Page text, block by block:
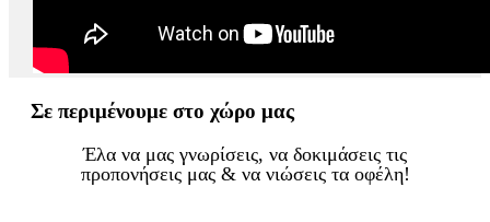
Σε περιμένουμε στο χώρο μας
Έλα να μας γνωρίσεις, να δοκιμάσεις τις
προπονήσεις μας & να νιώσεις τα οφέλη!